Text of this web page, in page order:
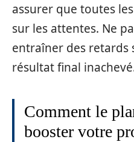
assurer que toutes
sur les attentes. Ne
entraîner des retards
résultat final
Comment le
booster votre